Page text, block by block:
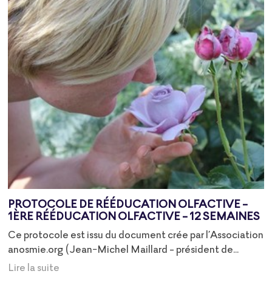
PROTOCOLE DE RÉÉDUCATION OLFACTIVE -
1ÈRE RÉÉDUCATION OLFACTIVE - 12 SEMAINES
Ce protocole est issu du document crée par l’Association
anosmie.org (Jean-Michel Maillard - président de...
Lire la suite